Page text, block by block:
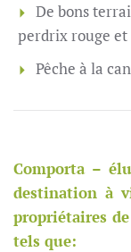
De bons
perdrix rouge et
Pêche à la
Comporta –
destination à
propriétaires
tels que: